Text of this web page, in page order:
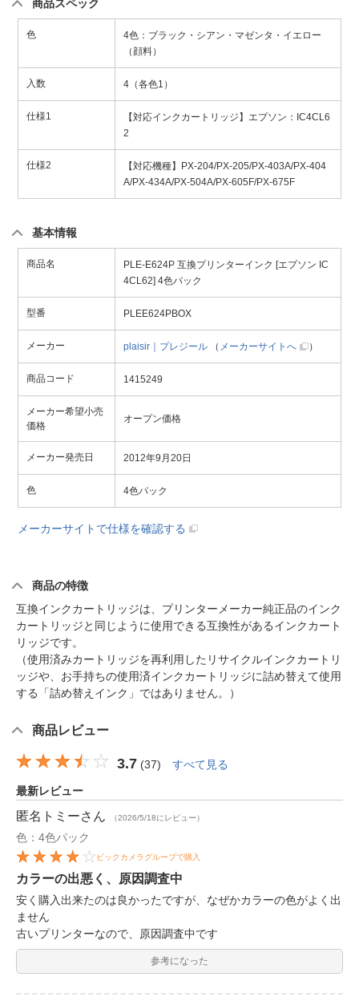
商品スペック
色
4色：ブラック・シアン・マゼンタ・イエロー
（顔料）
入数 4（各色1）
仕様1
【対応インクカートリッジ】エプソン：IC4CL6
2
仕様2
【対応機種】PX-204/PX-205/PX-403A/PX-404
A/PX-434A/PX-504A/PX-605F/PX-675F
基本情報
商品名
PLE-E624P 互換プリンターインク [エプソン IC
4CL62] 4色パック
型番 PLEE624PBOX
メーカー plaisir｜プレジール （ メーカーサイトへ ）
商品コード 1415249
メーカー希望小売
価格
オープン価格
メーカー発売日 2012年9月20日
色 4色パック
メーカーサイトで仕様を確認する
商品の特徴
互換インクカートリッジは、プリンターメーカー純正品のインク
カートリッジと同じように使用できる互換性があるインクカート
リッジです。
（使用済みカートリッジを再利用したリサイクルインクカートリ
ッジや、お手持ちの使用済インクカートリッジに詰め替えて使用
する「詰め替えインク」ではありません。）
商品レビュー
3.7 (37) すべて見る
最新レビュー
匿名トミーさん （2026/5/18にレビュー）
色：4色パック
ビックカメラグループで購入
カラーの出悪く、原因調査中
安く購入出来たのは良かったですが、なぜかカラーの色がよく出
ません
古いプリンターなので、原因調査中です
参考になった